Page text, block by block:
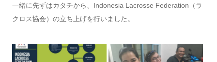
一緒に先ずはカタチから、Indonesia Lacrosse Federation（ラ
クロス協会）の立ち上げを行いました。